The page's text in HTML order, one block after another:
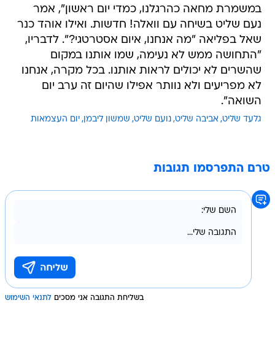
במשמרת מחאה כהרגלנו, כמדי יום ראשון", אמר
נעם שליט בשיחה עם וואלה! חדשות. ואילו אוהד כנר
שאל בפליאה "מה אנחנו, איום אסטרטגי?". לדבריו,
"התחושה ממש לא נעימה, שמו אותנו במקום
שהשרים לא יכולים לראות אותנו. בכל מקרה, אנחנו
לא מפריעים ולא נוותר אפילו שהיום זה ערב יום
השואה".
גלעד שליט אביבה שליט נועם שליט שמשון ליבמן יום העצמאות
טרם התפרסמו תגובות
בשליחת התגובה אני מסכים לתנאי השימוש